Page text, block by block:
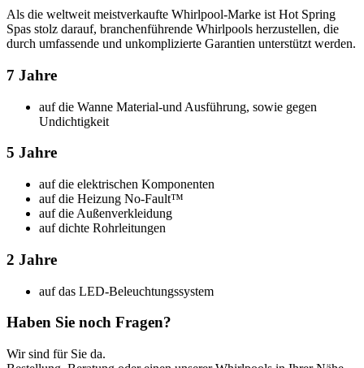
Als die weltweit meistverkaufte Whirlpool-Marke ist Hot Spring
Spas stolz darauf, branchenführende Whirlpools herzustellen, die
durch umfassende und unkomplizierte Garantien unterstützt werden.
7 Jahre
auf die Wanne Material-und Ausführung, sowie gegen
Undichtigkeit
5 Jahre
auf die elektrischen Komponenten
auf die Heizung No-Fault™
auf die Außenverkleidung
auf dichte Rohrleitungen
2 Jahre
auf das LED-Beleuchtungssystem
Haben Sie noch Fragen?
Wir sind für Sie da.